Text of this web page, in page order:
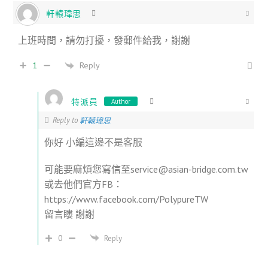
軒轅瑋思
上班時間，請勿打擾，發郵件給我，謝謝
1 Reply
特派員 Author
Reply to 軒轅瑋思
你好 小編這邊不是客服
可能要麻煩您寫信至service@asian-bridge.com.tw
或去他們官方FB：
https://www.facebook.com/PolypureTW
留言瞜 謝謝
0 Reply